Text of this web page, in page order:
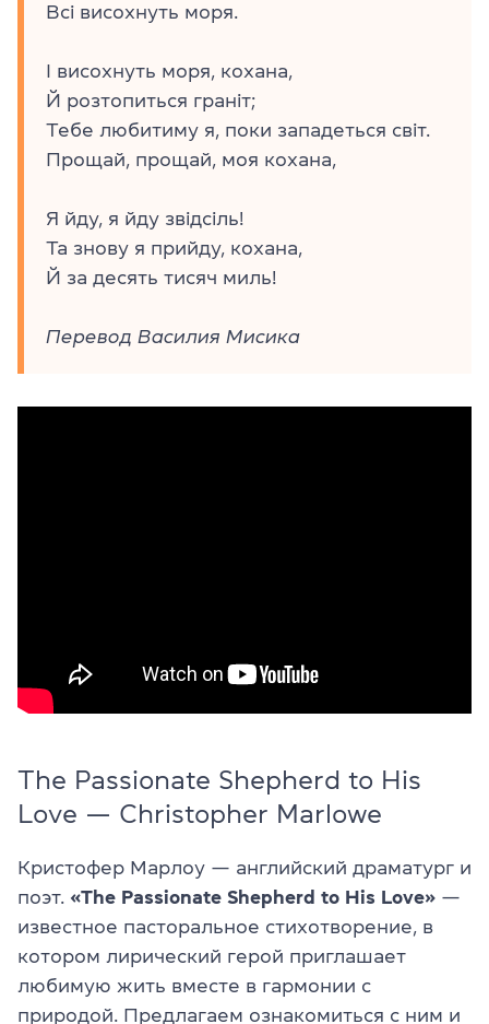
Всі висохнуть моря.
I висохнуть моря, кохана,
Й розтопиться граніт;
Тебе любитиму я, поки западеться світ.
Прощай, прощай, моя кохана,
Я йду, я йду звідсіль!
Та знову я прийду, кохана,
Й за десять тисяч миль!
Перевод Василия Мисика
The Passionate Shepherd to His
Love — Christopher Marlowe
Кристофер Марлоу — английский драматург и
поэт. «The Passionate Shepherd to His Love» —
известное пасторальное стихотворение, в
котором лирический герой приглашает
любимую жить вместе в гармонии с
природой. Предлагаем ознакомиться с ним и